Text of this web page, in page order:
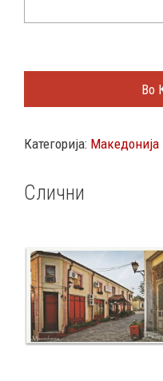
Во
Категорија: Македонија
Слични